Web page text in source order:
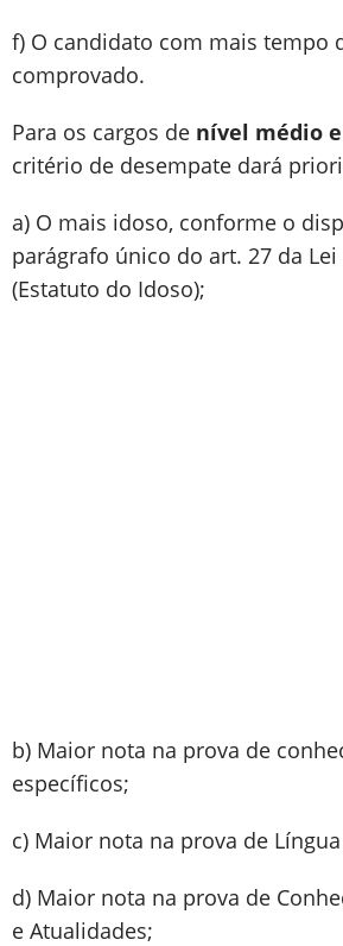
f) O candidato com mais tempo
comprovado.
Para os cargos de nível médio
critério de desempate dará
a) O mais idoso, conforme o
parágrafo único do art. 27 da Lei
(Estatuto do Idoso);
b) Maior nota na prova de
específicos;
c) Maior nota na prova de
d) Maior nota na prova de
e Atualidades;